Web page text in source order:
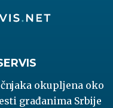
okupljena oko
građanima Srbije